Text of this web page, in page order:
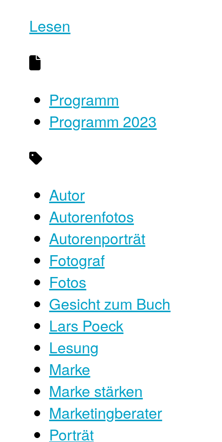
Lesen
Programm
Programm 2023
Autor
Autorenfotos
Autorenporträt
Fotograf
Fotos
Gesicht zum Buch
Lars Poeck
Lesung
Marke
Marke stärken
Marketingberater
Porträt